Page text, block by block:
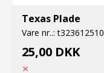
Texas Plade
Vare nr..: t323612510
25,00 DKK